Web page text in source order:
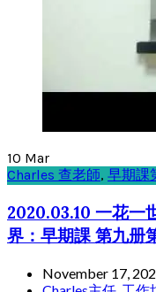
10 Mar
Charles 查老師, 早期課
2020.03.10 一花一
界：早期課 第九册
November 17,